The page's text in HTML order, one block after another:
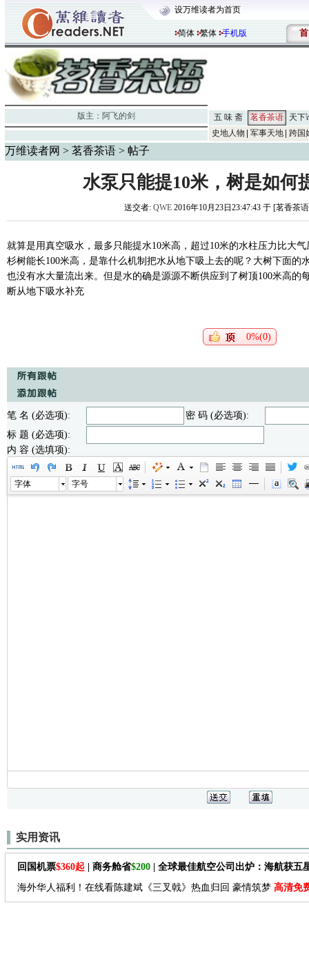
设万维读者为首页
简体 繁体 手机版 首
版主： 阿飞的剑 五 味 斋 茗香茶语
天下
史地人物
军事天地 跨国
万维读者网 > 茗香茶语 > 帖子
水泵只能提10米，树是如何
送交者: QWE 2016年10月23日23:47:43 于 [茗香茶
就算是用真空吸水，最多只能提水10米高，超过10米的水柱压力比大
杉树能长100米高，是靠什么机制把水从地下吸上去的呢？大树下面的
也没有水大量流出来。但是水的确是源源不断供应到了树顶100米高的
断从地下吸水补充
0%(0)
笔 名 (必选项):
密 码 (必选项):
标 题 (必选项):
内 容 (选填项):
字体 字号
实用资讯
回国机票$360起 | 商务舱省$200 | 全球最佳航空公司出炉：海航获五
海外华人福利！在线看陈建斌《三叉戟》热血归回 豪情筑梦 高清免